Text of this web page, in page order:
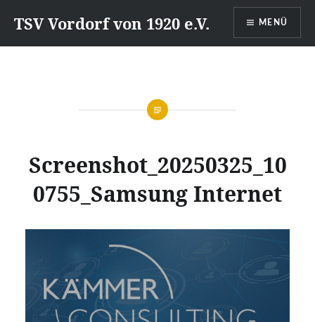
zumTSV Vordorf von 1920 e.V. MENÜ
Screenshot_20250325_10
0755_Samsung Internet